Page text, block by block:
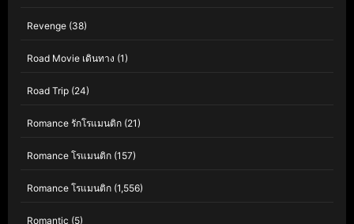
Revenge (38)
Road Movie เดินทาง (1)
Road Trip (24)
Romance รักโรแมนติก (21)
Romance โรแมนติก (157)
Romance โรแมนติก (1,556)
Romantic (5)